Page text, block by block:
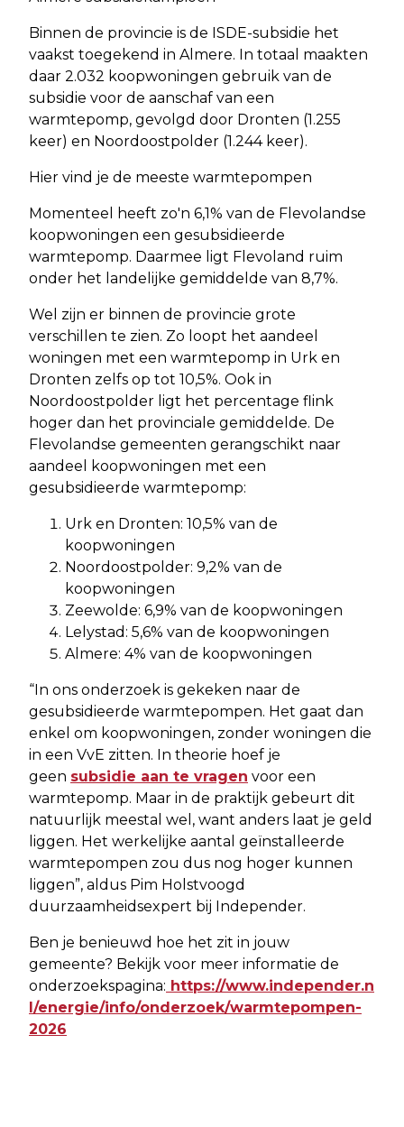
Binnen de provincie is de ISDE-subsidie het
vaakst toegekend in Almere. In totaal maakten
daar 2.032 koopwoningen gebruik van de
subsidie voor de aanschaf van een
warmtepomp, gevolgd door Dronten (1.255
keer) en Noordoostpolder (1.244 keer).
Hier vind je de meeste warmtepompen
Momenteel heeft zo'n 6,1% van de Flevolandse
koopwoningen een gesubsidieerde
warmtepomp. Daarmee ligt Flevoland ruim
onder het landelijke gemiddelde van 8,7%.
Wel zijn er binnen de provincie grote
verschillen te zien. Zo loopt het aandeel
woningen met een warmtepomp in Urk en
Dronten zelfs op tot 10,5%. Ook in
Noordoostpolder ligt het percentage flink
hoger dan het provinciale gemiddelde. De
Flevolandse gemeenten gerangschikt naar
aandeel koopwoningen met een
gesubsidieerde warmtepomp:
Urk en Dronten: 10,5% van de
koopwoningen
Noordoostpolder: 9,2% van de
koopwoningen
Zeewolde: 6,9% van de koopwoningen
Lelystad: 5,6% van de koopwoningen
Almere: 4% van de koopwoningen
“In ons onderzoek is gekeken naar de
gesubsidieerde warmtepompen. Het gaat dan
enkel om koopwoningen, zonder woningen die
in een VvE zitten. In theorie hoef je
geen subsidie aan te vragen voor een
warmtepomp. Maar in de praktijk gebeurt dit
natuurlijk meestal wel, want anders laat je geld
liggen. Het werkelijke aantal geïnstalleerde
warmtepompen zou dus nog hoger kunnen
liggen”, aldus Pim Holstvoogd
duurzaamheidsexpert bij Independer.
Ben je benieuwd hoe het zit in jouw
gemeente? Bekijk voor meer informatie de
onderzoekspagina: https://www.independer.n
l/energie/info/onderzoek/warmtepompen-
2026